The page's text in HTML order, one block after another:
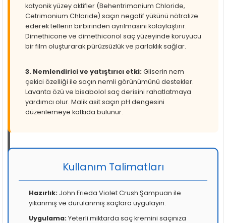
katyonik yüzey aktifler (Behentrimonium Chloride,
Cetrimonium Chloride) saçın negatif yükünü nötralize
ederek tellerin birbirinden ayrılmasını kolaylaştırır.
Dimethicone ve dimethiconol saç yüzeyinde koruyucu
bir film oluşturarak pürüzsüzlük ve parlaklık sağlar.
3. Nemlendirici ve yatıştırıcı etki: Gliserin nem
çekici özelliği ile saçın nemli görünümünü destekler.
Lavanta özü ve bisabolol saç derisini rahatlatmaya
yardımcı olur. Malik asit saçın pH dengesini
düzenlemeye katkıda bulunur.
Kullanım Talimatları
Hazırlık: John Frieda Violet Crush Şampuan ile
yıkanmış ve durulanmış saçlara uygulayın.
Uygulama: Yeterli miktarda saç kremini saçınıza